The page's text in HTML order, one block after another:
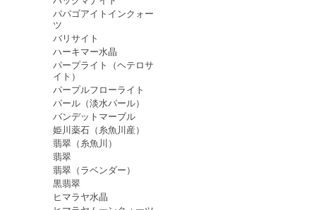
パパゴアイトインクォー
ツ
バリサイト
ハーキマー水晶
パープライト（ヘテロサ
イト）
パープルフローライト
パール（淡水パール）
バンデットマーブル
姫川薬石（糸魚川産）
翡翠（糸魚川）
翡翠
翡翠（ラベンダー）
黒翡翠
ヒマラヤ水晶